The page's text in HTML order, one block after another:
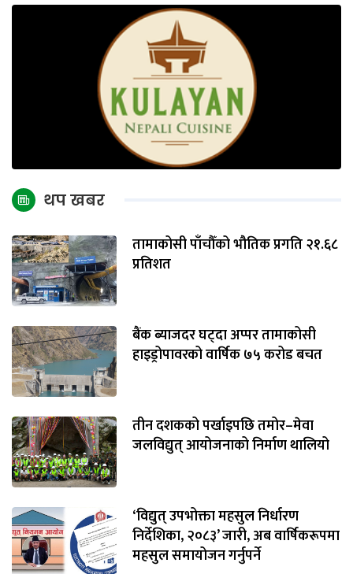
थप खबर
तामाकोसी पाँचौँको भौतिक प्रगति २१.६८
प्रतिशत
बैंक ब्याजदर घट्दा अप्पर तामाकोसी
हाइड्रोपावरको वार्षिक ७५ करोड बचत
तीन दशकको पर्खाइपछि तमोर–मेवा
जलविद्युत् आयोजनाको निर्माण थालियो
‘विद्युत् उपभोक्ता महसुल निर्धारण
निर्देशिका, २०८३’ जारी, अब वार्षिकरूपमा
महसुल समायोजन गर्नुपर्ने